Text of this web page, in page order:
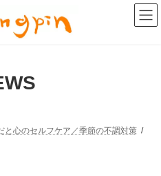
と心のセルフケア／季節の不調対策